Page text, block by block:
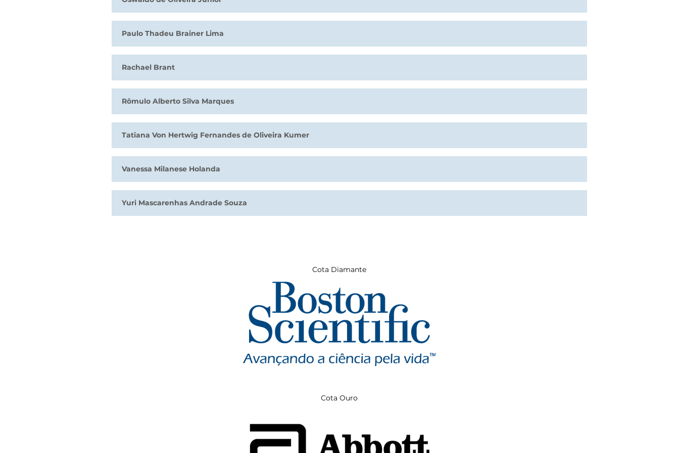
Paulo Thadeu Brainer Lima
Rachael Brant
Rômulo Alberto Silva Marques
Tatiana Von Hertwig Fernandes de Oliveira Kumer
Vanessa Milanese Holanda
Yuri Mascarenhas Andrade Souza
Cota Diamante
Cota Ouro